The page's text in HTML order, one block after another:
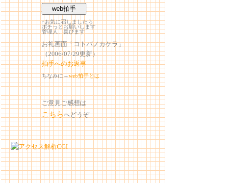
↑お気に召しましたら
ポチっとお願いします
管理人、喜びます
お礼画面「コトバノカケラ」
（2006/07/29更新）
拍手へのお返事
ちなみに→web拍手とは
ご意見ご感想は
こちらへどうぞ